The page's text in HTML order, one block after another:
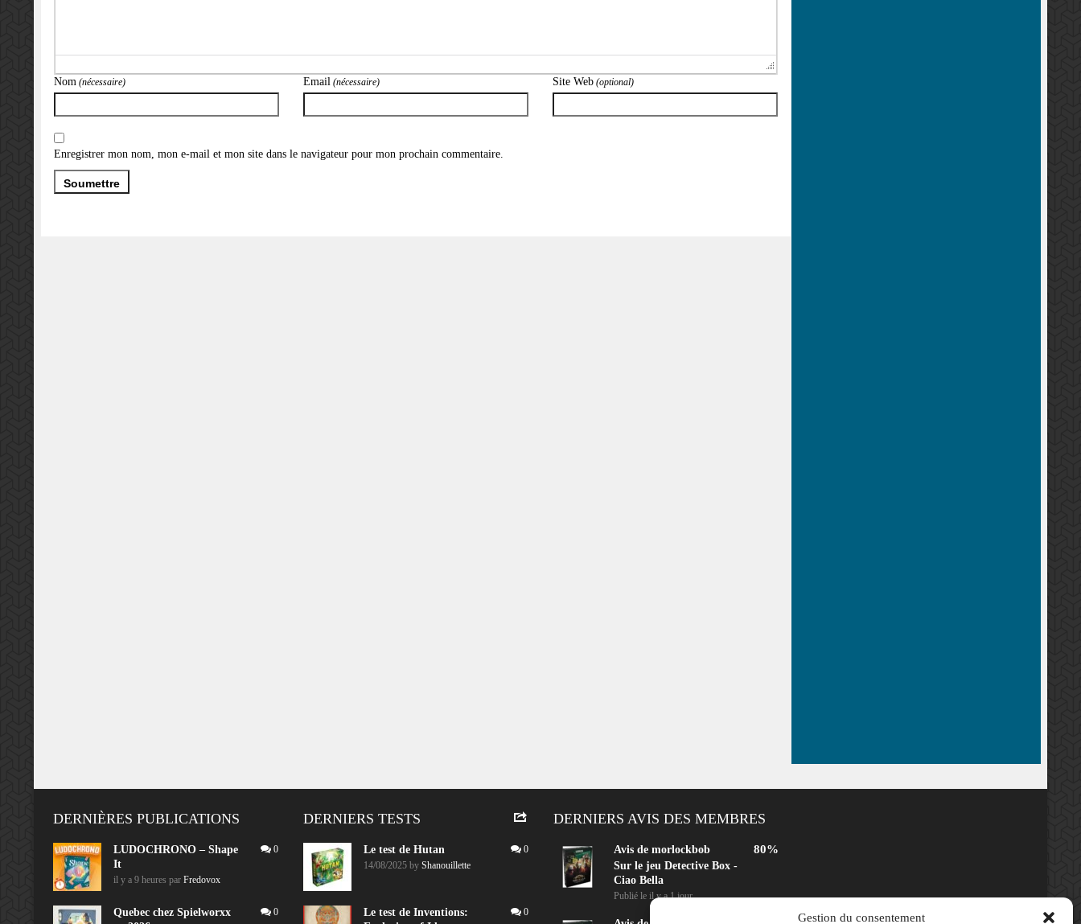
Gestion du consentement
Nom(nécessaire) Email(nécessaire) Site Web(optional)
Enregistrer mon nom, mon e-mail et mon site dans le navigateur pour mon prochain commentaire.
DERNIÈRES PUBLICATIONS
LUDOCHRONO – Shape
It
il y a 9 heures par Fredovox
0
Quebec chez Spielworxx
0
DERNIERS TESTS
Le test de Hutan
14/08/2025 by Shanouillette
0
Le test de Inventions:
0
DERNIERS AVIS DES MEMBRES
Avis de morlockbob
Sur le jeu Detective Box -
Ciao Bella
Publié le il y a 1 jour
80%